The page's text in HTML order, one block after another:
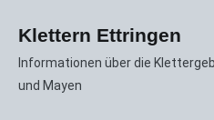
Inhalt
springen
Klettern Ettringen
Informationen über die
und Mayen